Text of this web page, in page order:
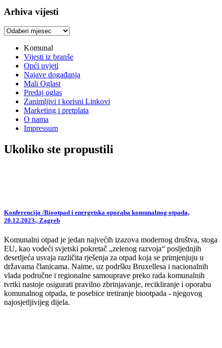
Arhiva vijesti
Arhiva
Komunal
Vijesti iz branše
Opći uvjeti
Najave događanja
Mali Oglasi
Predaj oglas
Zanimljivi i korisni Linkovi
Marketing i pretplata
O nama
Impressum
Ukoliko ste propustili
Konferencija /Biootpad i energetska oporaba komunalnog otpada,
20.12.2023., Zagreb
Komunalni otpad je jedan najvećih izazova modernog društva, stoga
EU, kao vodeći svjetski pokretač „zelenog razvoja“ posljednjih
desetljeća usvaja različita rješenja za otpad koja se primjenjuju u
državama članicama. Naime, uz podršku Bruxellesa i nacionalnih
vlada područne i regionalne samouprave preko rada komunalnih
tvrtki nastoje osigurati pravilno zbrinjavanje, recikliranje i oporabu
komunalnog otpada, te posebice tretiranje biootpada - njegovog
najosjetljivijeg dijela.